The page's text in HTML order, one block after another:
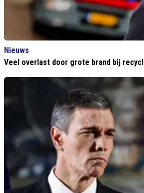
Nieuws
Veel overlast door grote brand bij